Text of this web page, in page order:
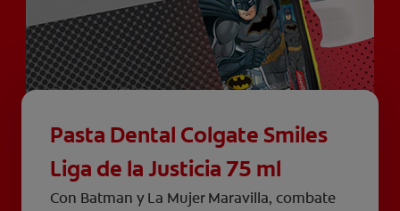
Pasta Dental Colgate Smiles
Liga de la Justicia 75 ml
Con Batman y La Mujer Maravilla, combate